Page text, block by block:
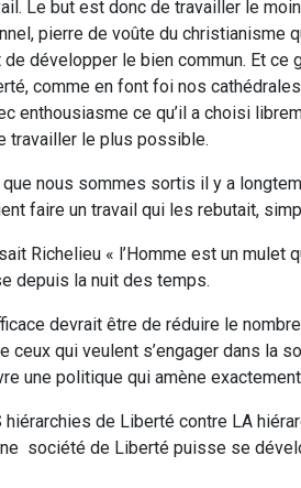
Le but est donc de travailler le
pierre de voûte du christianisme
développer le bien commun. Et ce
comme en font foi nos
enthousiasme ce qu’il a choisi
travailler le plus possible.
nous sommes sortis il y a
faire un travail qui les rebutait,
Richelieu « l’Homme est un mulet
depuis la nuit des temps.
devrait être de réduire le
ceux qui veulent s’engager dans la
une politique qui amène
de Liberté contre LA
société de Liberté puisse se